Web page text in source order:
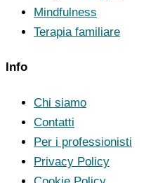
Mindfulness
Terapia familiare
Info
Chi siamo
Contatti
Per i professionisti
Privacy Policy